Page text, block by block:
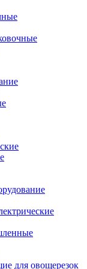
для овощерезок